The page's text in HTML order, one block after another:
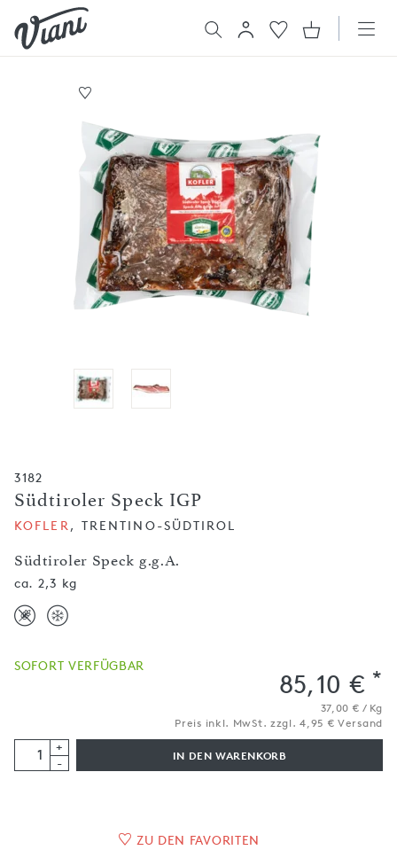
3182
Südtiroler Speck IGP
Südtiroler Speck g.g.A.
KOFLER , TRENTINO-SÜDTIROL
ca. 2,3 kg
SOFORT VERFÜGBAR
85,10 € *
37,00 € / Kg
Preis inkl. MwSt. zzgl. 4,95 € Versand
+
-
IN DEN WARENKORB
ZU DEN FAVORITEN